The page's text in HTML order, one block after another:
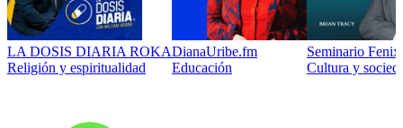
LA DOSIS DIARIA ROKA
Religión y espiritualidad
DianaUribe.fm
Educación
Seminario
Cultura y